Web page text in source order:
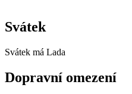
Svátek
Svátek má Lada
Dopravní omezení